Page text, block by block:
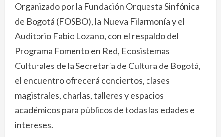
Organizado por la Fundación Orquesta Sinfónica
de Bogotá (FOSBO), la Nueva Filarmonía y el
Auditorio Fabio Lozano, con el respaldo del
Programa Fomento en Red, Ecosistemas
Culturales de la Secretaría de Cultura de Bogotá,
el encuentro ofrecerá conciertos, clases
magistrales, charlas, talleres y espacios
académicos para públicos de todas las edades e
intereses.